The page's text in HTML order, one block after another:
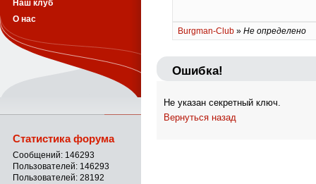
Burgman-Club » Не определено
Ошибка!
Не указан секретный ключ.
Вернуться назад
Наш клуб
О нас
Статистика форума
Сообщений: 146293
Пользователей: 146293
Пользователей: 28192